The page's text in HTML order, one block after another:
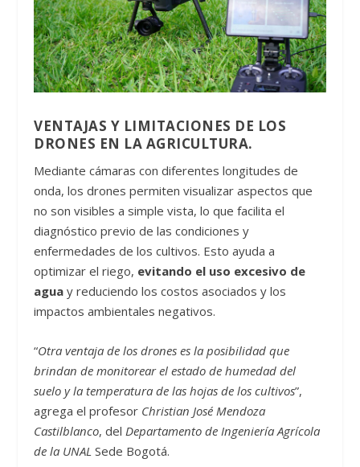
VENTAJAS Y LIMITACIONES DE LOS
DRONES EN LA AGRICULTURA.
Mediante cámaras con diferentes longitudes de
onda, los drones permiten visualizar aspectos que
no son visibles a simple vista, lo que facilita el
diagnóstico previo de las condiciones y
enfermedades de los cultivos. Esto ayuda a
optimizar el riego, evitando el uso excesivo de
agua y reduciendo los costos asociados y los
impactos ambientales negativos.
“Otra ventaja de los drones es la posibilidad que
brindan de monitorear el estado de humedad del
suelo y la temperatura de las hojas de los cultivos”,
agrega el profesor Christian José Mendoza
Castilblanco, del Departamento de Ingeniería Agrícola
de la UNAL Sede Bogotá.